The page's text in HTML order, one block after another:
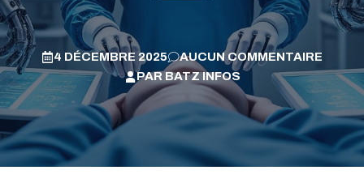
4 DÉCEMBRE 2025
AUCUN COMMENTAIRE
PAR BATZ INFOS